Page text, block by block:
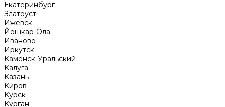
Екатеринбург
Златоуст
Ижевск
Йошкар-Ола
Иваново
Иркутск
Каменск-Уральский
Калуга
Казань
Киров
Курск
Курган